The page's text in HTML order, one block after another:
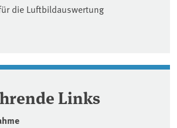
die Luftbildauswertung
Links